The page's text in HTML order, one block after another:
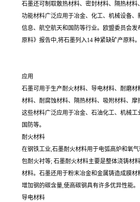
石墨还可制取散热材料、密封材料、隔热材料
功能材料广泛应用于冶金、化工、机械设备
信息、航空航天和国防等行业。欧盟委员会
原料》报告中,将石墨列入14 种紧缺矿产原料。
应用
石墨可用于生产耐火材料、导电材料、耐磨
材料、耐腐蚀材料、隔热材料、吸附材料、摩
这些材料广泛应用于冶金、石油化工、机械工
国防等。
耐火材料
在钢铁工业,石墨耐火材料用于电弧高炉和氧
包耐火衬等; 石墨耐火材料主要是整体浇铸材
材料。石墨还用于粉末冶金和金属铸造成膜材
增加钢的碳含量,使高碳钢具有许多优异性能。
导电材料